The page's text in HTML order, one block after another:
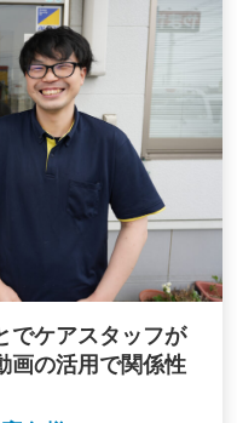
でケアスタッフが
画の活用で関係性